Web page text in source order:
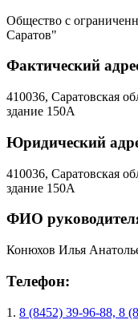
Общество с
Саратов"
Фактический
410036, Саратовская
здание 150А
Юридический
410036, Саратовская
здание 150А
ФИО
Конюхов Илья
Телефон:
1. 8 (8452) 39-96-88, 8